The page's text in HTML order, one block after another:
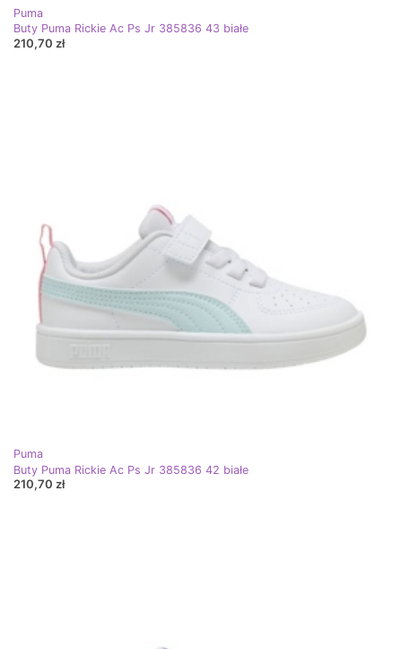
Puma
Buty Puma Rickie Ac Ps Jr 385836 43 białe
210,70 zł
Puma
Buty Puma Rickie Ac Ps Jr 385836 42 białe
210,70 zł